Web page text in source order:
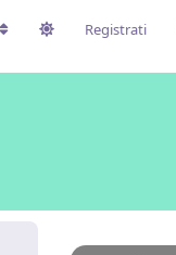
Registrati